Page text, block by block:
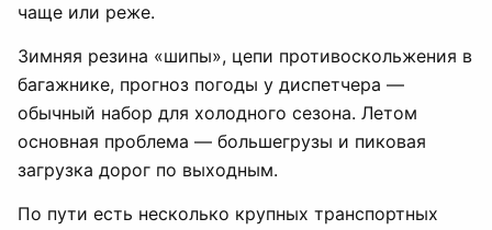
чаще или реже.
Зимняя резина «шипы», цепи противоскольжения в
багажнике, прогноз погоды у диспетчера —
обычный набор для холодного сезона. Летом
основная проблема — большегрузы и пиковая
загрузка дорог по выходным.
По пути есть несколько крупных транспортных